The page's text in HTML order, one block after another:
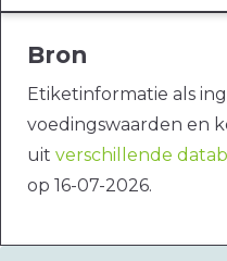
Bron
Etiketinformatie als
voedingswaarden en
uit verschillende
op 16-07-2026.